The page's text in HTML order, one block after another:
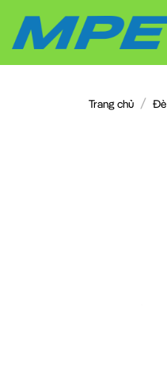
đến
nội
dung
Trang chủ /